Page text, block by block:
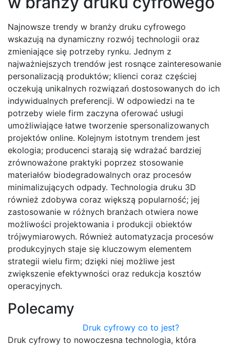
Najnowsze trendy w branży druku cyfrowego
wskazują na dynamiczny rozwój technologii oraz
zmieniające się potrzeby rynku. Jednym z
najważniejszych trendów jest rosnące zainteresowanie
personalizacją produktów; klienci coraz częściej
oczekują unikalnych rozwiązań dostosowanych do ich
indywidualnych preferencji. W odpowiedzi na te
potrzeby wiele firm zaczyna oferować usługi
umożliwiające łatwe tworzenie spersonalizowanych
projektów online. Kolejnym istotnym trendem jest
ekologia; producenci starają się wdrażać bardziej
zrównoważone praktyki poprzez stosowanie
materiałów biodegradowalnych oraz procesów
minimalizujących odpady. Technologia druku 3D
również zdobywa coraz większą popularność; jej
zastosowanie w różnych branżach otwiera nowe
możliwości projektowania i produkcji obiektów
trójwymiarowych. Również automatyzacja procesów
produkcyjnych staje się kluczowym elementem
strategii wielu firm; dzięki niej możliwe jest
zwiększenie efektywności oraz redukcja kosztów
operacyjnych.
Polecamy
Druk cyfrowy co to jest?
Druk cyfrowy to nowoczesna technologia, która